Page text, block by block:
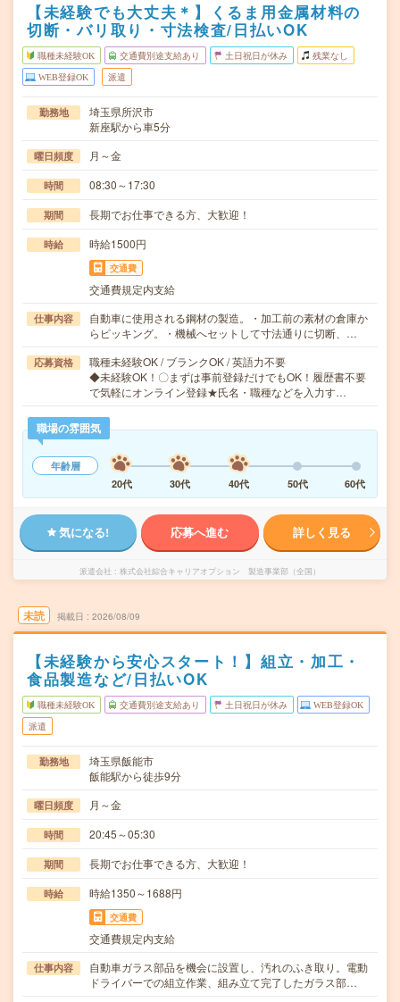
【未経験でも大丈夫＊】くるま用金属材料の
切断・バリ取り・寸法検査/日払いOK
職種未経験OK 交通費別途支給あり 土日祝日が休み 残業なし
WEB登録OK 派遣
勤務地
埼玉県所沢市
新座駅から車5分
曜日頻度 月～金
時間 08:30～17:30
期間 長期でお仕事できる方、大歓迎！
時給 時給1500円
交通費
交通費規定内支給
仕事内容
自動車に使用される鋼材の製造。・加工前の素材の倉庫か
らピッキング。・機械へセットして寸法通りに切断、…
応募資格
職種未経験OK / ブランクOK / 英語力不要
◆未経験OK！〇まずは事前登録だけでもOK！履歴書不要
で気軽にオンライン登録★氏名・職種などを入力す…
職場の雰囲気
年齢層
20代
30代 40代 50代 60代
気になる! 応募へ進む 詳しく見る
派遣会社 株式会社綜合キャリアオプション 製造事業部（全国）
未読 掲載日 2026/08/09
【未経験から安心スタート！】組立・加工・
食品製造など/日払いOK
職種未経験OK 交通費別途支給あり 土日祝日が休み WEB登録OK
派遣
勤務地
埼玉県飯能市
飯能駅から徒歩9分
曜日頻度 月～金
時間 20:45～05:30
期間 長期でお仕事できる方、大歓迎！
時給 時給1350～1688円
交通費
交通費規定内支給
仕事内容
自動車ガラス部品を機会に設置し、汚れのふき取り。電動
ドライバーでの組立作業、組み立て完了したガラス部…